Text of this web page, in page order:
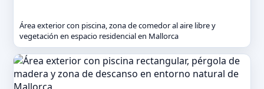
Área exterior con piscina, zona de comedor al aire libre y
vegetación en espacio residencial en Mallorca